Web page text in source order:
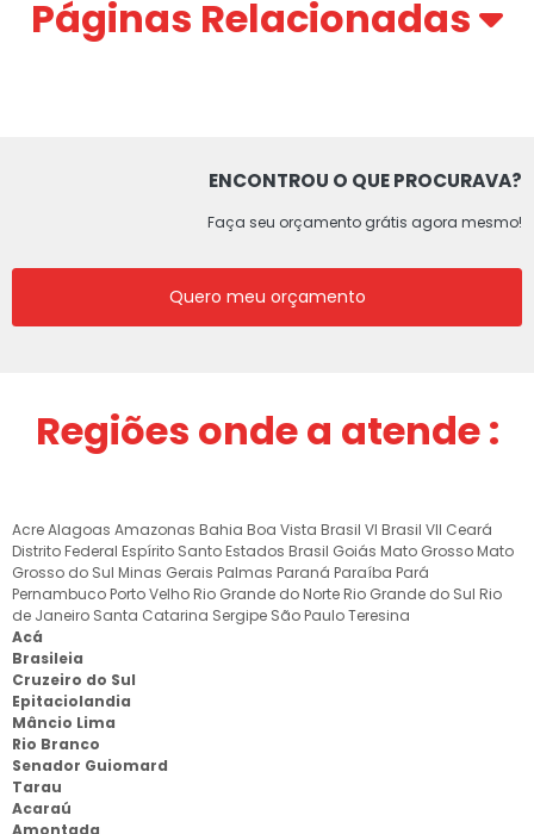
Páginas Relacionadas
ENCONTROU O QUE PROCURAVA?
Faça seu orçamento grátis agora mesmo!
Quero meu orçamento
Regiões onde a atende :
AcreAlagoas Amazonas Bahia Boa Vista Brasil VI Brasil VII Ceará
Distrito Federal Espírito Santo Estados Brasil Goiás Mato Grosso Mato
Grosso do Sul Minas Gerais Palmas Paraná Paraíba Pará
Pernambuco Porto Velho Rio Grande do Norte Rio Grande do Sul Rio
de Janeiro Santa Catarina Sergipe São PauloTeresina
Acá
Brasileia
Cruzeiro do Sul
Epitaciolandia
Mâncio Lima
Rio Branco
Senador Guiomard
Tarau
Acaraú
Amontada